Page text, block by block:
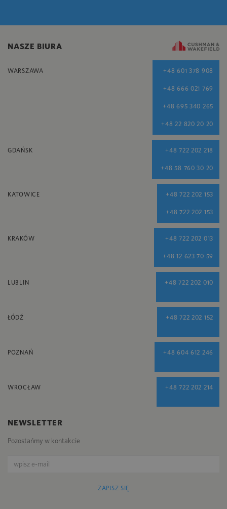
NASZE BIURA
WARSZAWA +48 601 378 908
+48 666 021 769
+48 695 340 265
+48 22 820 20 20
GDAŃSK +48 722 202 218
+48 58 760 30 20
KATOWICE +48 722 202 153
+48 722 202 153
KRAKÓW +48 722 202 013
+48 12 623 70 59
LUBLIN +48 722 202 010
ŁÓDŹ +48 722 202 152
POZNAŃ +48 604 612 246
WROCŁAW +48 722 202 214
NEWSLETTER
Pozostańmy w kontakcie
ZAPISZ SIĘ